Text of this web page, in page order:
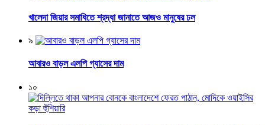
খালেদা জিয়ার সমাধিতে শ্রদ্ধা জানাতে আজও মানুষের ঢল
৯
আবারও বাড়ল এলপি গ্যাসের দাম
১০